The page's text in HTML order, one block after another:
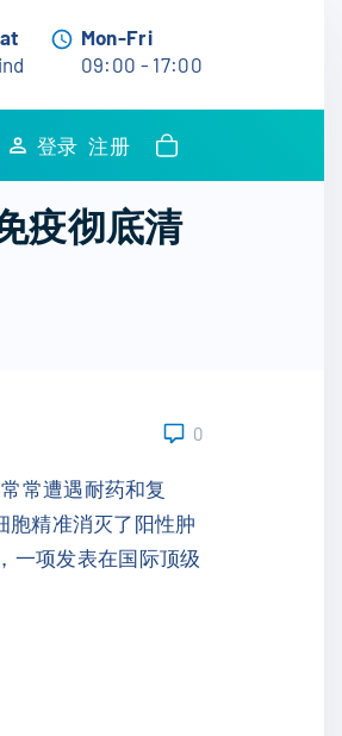
Mon-Fri
09:00 - 17:00
登录 注册
疫彻底清
0
常遭遇耐药和复
胞精准消灭了阳性肿
一项发表在国际顶级